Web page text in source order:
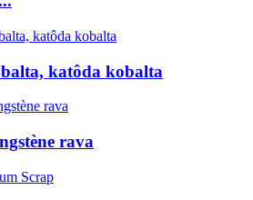
katôda kobalta
rava